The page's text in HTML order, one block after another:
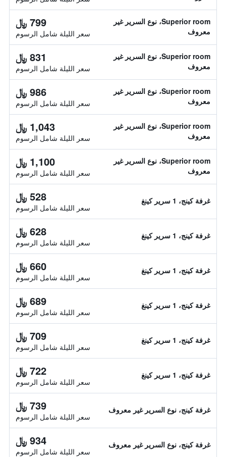
Superior room، نوع السرير غير
معروف
799 ﷼
سعر الليلة شامل الرسوم
Superior room، نوع السرير غير
معروف
831 ﷼
سعر الليلة شامل الرسوم
Superior room، نوع السرير غير
معروف
986 ﷼
سعر الليلة شامل الرسوم
Superior room، نوع السرير غير
معروف
1,043 ﷼
سعر الليلة شامل الرسوم
Superior room، نوع السرير غير
معروف
1,100 ﷼
سعر الليلة شامل الرسوم
غرفة كينج، 1 سرير كينغ 528 ﷼
سعر الليلة شامل الرسوم
غرفة كينج، 1 سرير كينغ 628 ﷼
سعر الليلة شامل الرسوم
غرفة كينج، 1 سرير كينغ 660 ﷼
سعر الليلة شامل الرسوم
غرفة كينج، 1 سرير كينغ 689 ﷼
سعر الليلة شامل الرسوم
غرفة كينج، 1 سرير كينغ 709 ﷼
سعر الليلة شامل الرسوم
غرفة كينج، 1 سرير كينغ 722 ﷼
سعر الليلة شامل الرسوم
غرفة كينج، نوع السرير غير معروف 739 ﷼
سعر الليلة شامل الرسوم
غرفة كينج، نوع السرير غير معروف 934 ﷼
سعر الليلة شامل الرسوم